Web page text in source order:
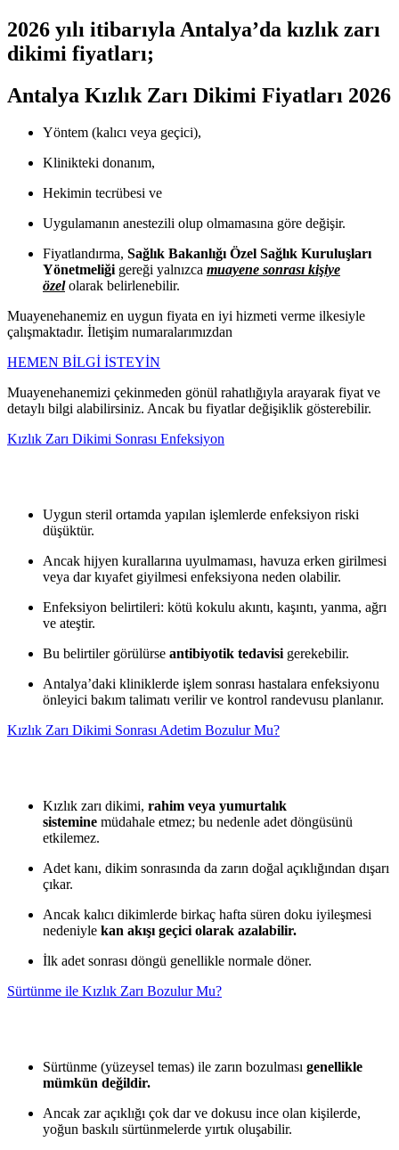
2026 yılı itibarıyla Antalya’da kızlık zarı
dikimi fiyatları;
Antalya Kızlık Zarı Dikimi Fiyatları 2026
Yöntem (kalıcı veya geçici),
Klinikteki donanım,
Hekimin tecrübesi ve
Uygulamanın anestezili olup olmamasına göre değişir.
Fiyatlandırma, Sağlık Bakanlığı Özel Sağlık Kuruluşları
Yönetmeliğigereği yalnızca muayene sonrası kişiye
özelolarak belirlenebilir.
Muayenehanemiz en uygun fiyata en iyi hizmeti verme ilkesiyle
çalışmaktadır. İletişim numaralarımızdan
HEMEN BİLGİ İSTEYİN
Muayenehanemizi çekinmeden gönül rahatlığıyla arayarak fiyat ve
detaylı bilgi alabilirsiniz. Ancak bu fiyatlar değişiklik gösterebilir.
Kızlık Zarı Dikimi Sonrası Enfeksiyon
Uygun steril ortamda yapılan işlemlerde enfeksiyon riski
düşüktür.
Ancak hijyen kurallarına uyulmaması, havuza erken girilmesi
veya dar kıyafet giyilmesi enfeksiyona neden olabilir.
Enfeksiyon belirtileri: kötü kokulu akıntı, kaşıntı, yanma, ağrı
ve ateştir.
Bu belirtiler görülürse antibiyotik tedavisi gerekebilir.
Antalya’daki kliniklerde işlem sonrası hastalara enfeksiyonu
önleyici bakım talimatı verilir ve kontrol randevusu planlanır.
Kızlık Zarı Dikimi Sonrası Adetim Bozulur Mu?
Kızlık zarı dikimi, rahim veya yumurtalık
sistemine müdahale etmez; bu nedenle adet döngüsünü
etkilemez.
Adet kanı, dikim sonrasında da zarın doğal açıklığından dışarı
çıkar.
Ancak kalıcı dikimlerde birkaç hafta süren doku iyileşmesi
nedeniyle kan akışı geçici olarak azalabilir.
İlk adet sonrası döngü genellikle normale döner.
Sürtünme ile Kızlık Zarı Bozulur Mu?
Sürtünme (yüzeysel temas) ile zarın bozulması genellikle
mümkün değildir.
Ancak zar açıklığı çok dar ve dokusu ince olan kişilerde,
yoğun baskılı sürtünmelerde yırtık oluşabilir.